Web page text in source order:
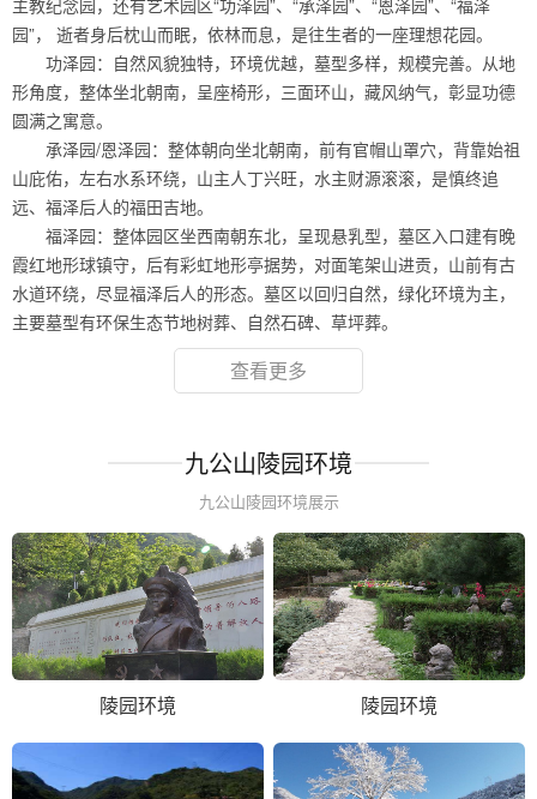
园”， 逝者身后枕山而眠，依林而息，是往生者的一座理想花园。
功泽园：自然风貌独特，环境优越，墓型多样，规模完善。从地
形角度，整体坐北朝南，呈座椅形，三面环山，藏风纳气，彰显功德
圆满之寓意。
承泽园/恩泽园：整体朝向坐北朝南，前有官帽山罩穴，背靠始祖
山庇佑，左右水系环绕，山主人丁兴旺，水主财源滚滚，是慎终追
远、福泽后人的福田吉地。
福泽园：整体园区坐西南朝东北，呈现悬乳型，墓区入口建有晚
霞红地形球镇守，后有彩虹地形亭据势，对面笔架山进贡，山前有古
水道环绕，尽显福泽后人的形态。墓区以回归自然，绿化环境为主，
主要墓型有环保生态节地树葬、自然石碑、草坪葬。
查看更多
九公山陵园环境
九公山陵园环境展示
陵园环境 陵园环境